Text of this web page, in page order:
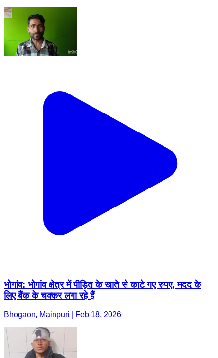
भोगांव: भोगांव क्षेत्र में पीड़ित के खाते से काटे गए रुपए, मदद के
लिए बैंक के चक्कर लगा रहे हैं
Bhogaon, Mainpuri | Feb 18, 2026